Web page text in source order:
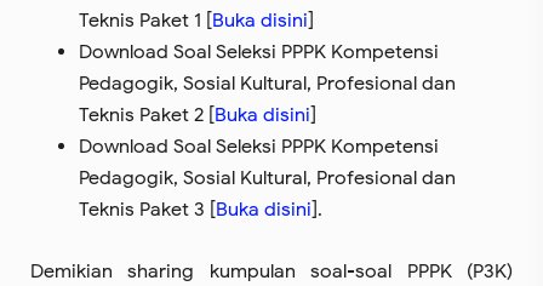
Teknis Paket 1 [Buka disini]
Download Soal Seleksi PPPK Kompetensi
Pedagogik, Sosial Kultural, Profesional dan
Teknis Paket 2 [Buka disini]
Download Soal Seleksi PPPK Kompetensi
Pedagogik, Sosial Kultural, Profesional dan
Teknis Paket 3 [Buka disini].
Demikian sharing kumpulan soal-soal PPPK (P3K)